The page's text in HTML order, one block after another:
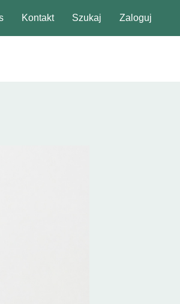
Kontakt Szukaj Zaloguj